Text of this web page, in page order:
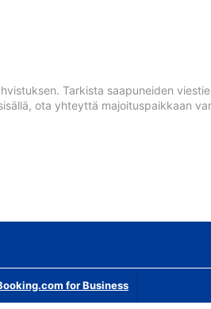
Tarkista saapuneiden
ota yhteyttä majoituspaikkaan
for Business